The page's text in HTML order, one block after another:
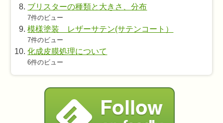
ブリスターの種類と大きさ、分布
7件のビュー
模様塗装 レザーサテン(サテンコート）
7件のビュー
化成皮膜処理について
6件のビュー